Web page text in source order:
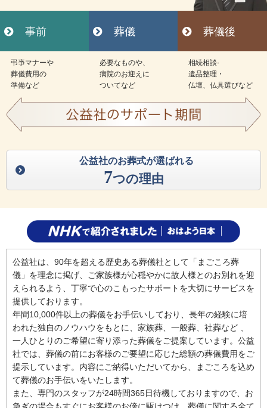
事前 葬儀 葬儀後
弔亊マナーや
葬儀費用の
準備など
必要なものや、
病院のお迎えに
ついてなど
相続相談·
遺品整理・
仏壇、仏具選びなど
公益社のお葬式が選ばれる
7つの理由
公益社は、90年を超える歴史ある葬儀社として「まごころ葬
儀」を理念に掲げ、ご家族様が心穏やかに故人様とのお別れを迎
えられるよう、丁寧で心のこもったサポートを大切にサービスを
提供しております。
年間10,000件以上の葬儀をお手伝いしており、長年の経験に培
われた独自のノウハウをもとに、家族葬、一般葬、社葬など 、
一人ひとりのご希望に寄り添った葬儀をご提案しています。公益
社では、葬儀の前にお客様のご要望に応じた総額の葬儀費用をご
提示しています。内容にご納得いただいてから、まごころを込め
て葬儀のお手伝いをいたします。
また、専門のスタッフが24時間365日待機しておりますので、お